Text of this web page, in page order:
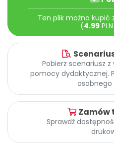
Archiwalne numery
Promocje
Ten plik można
(4.99
Pobierz scenariusz
pomocy dydaktycznej.
osobnego
Zamów
Sprawdź